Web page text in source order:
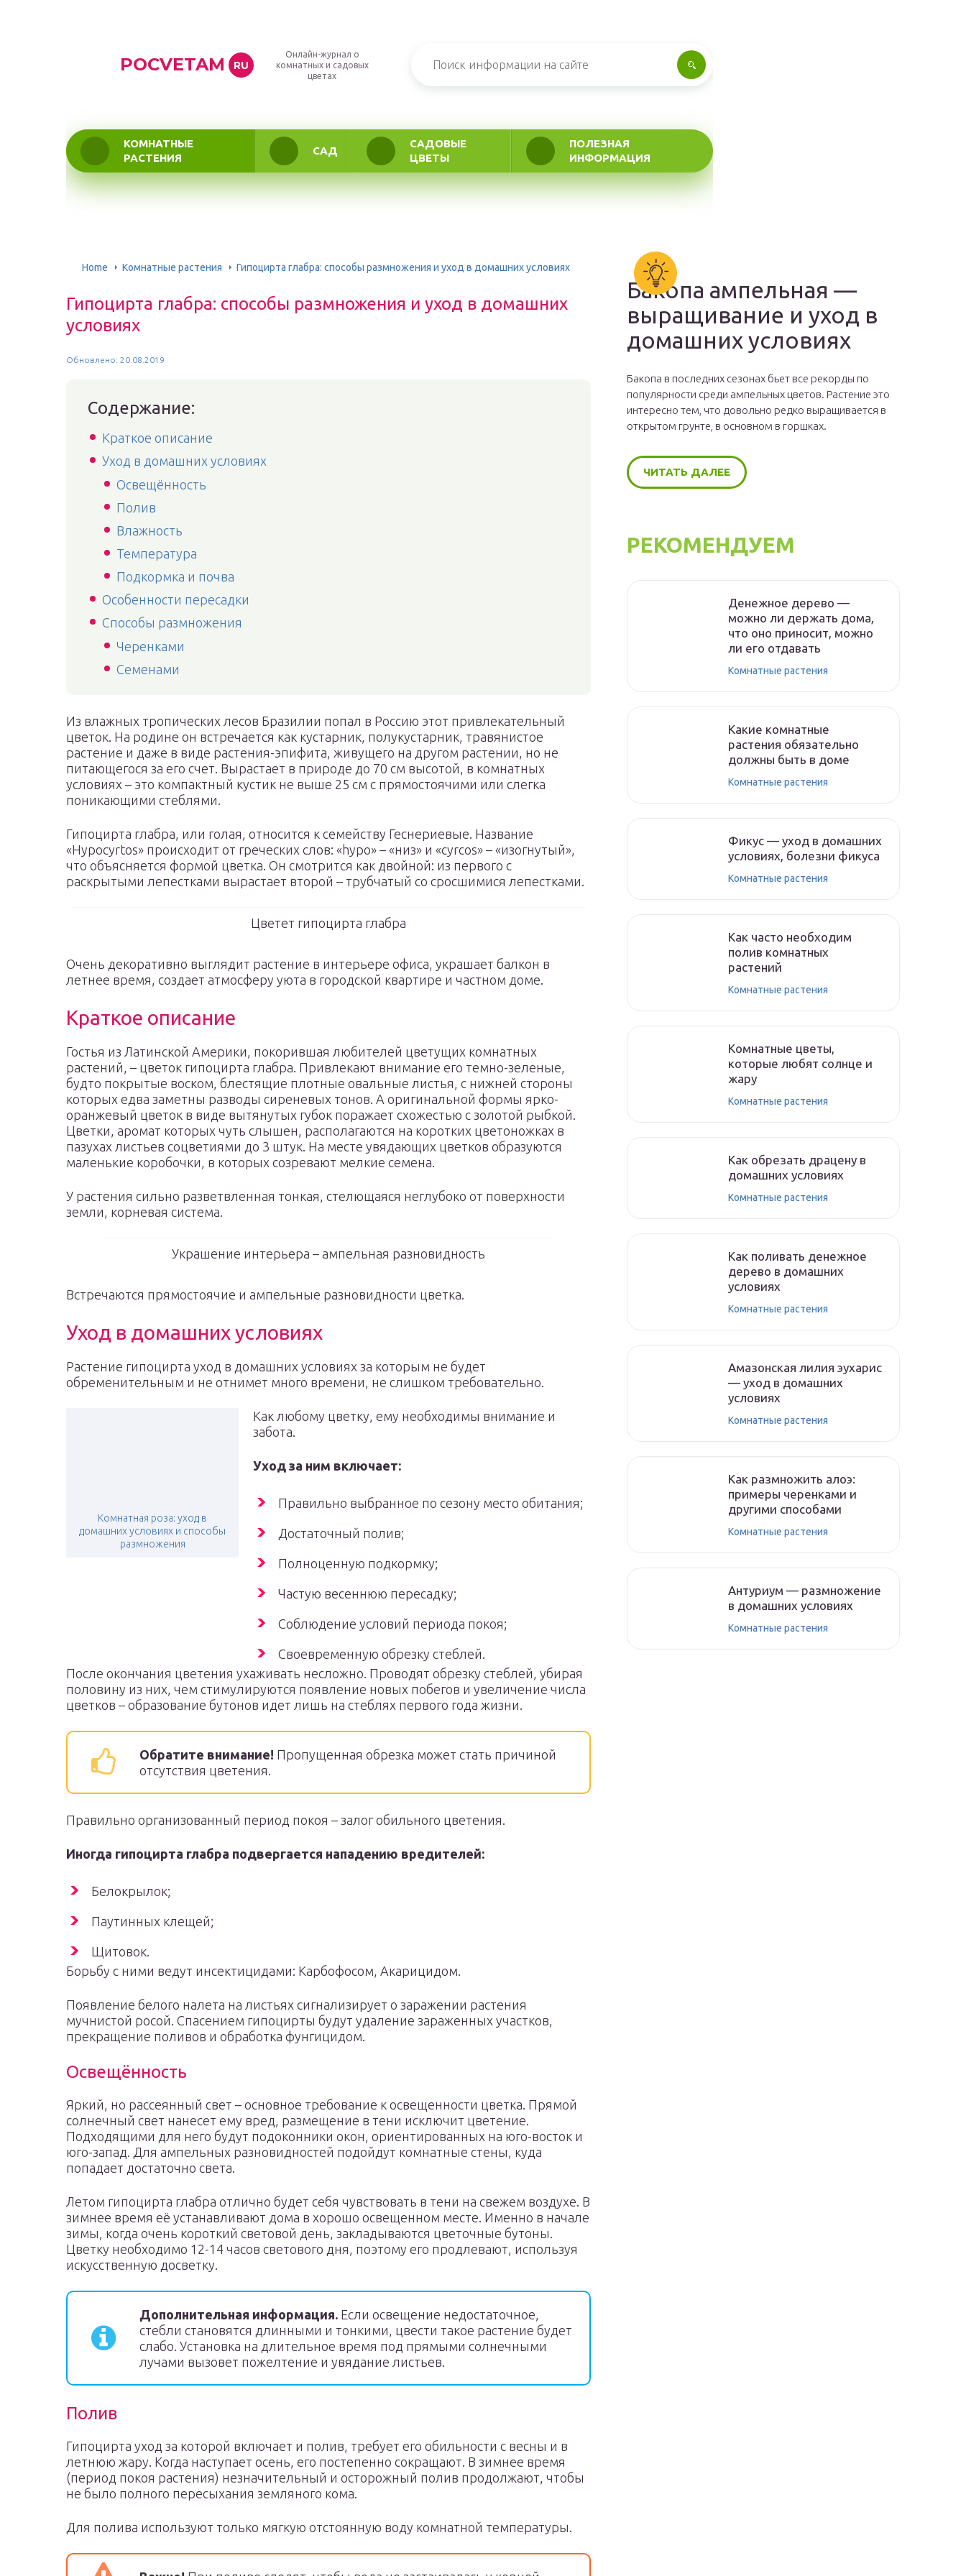
POCVETAM RU
Онлайн-журнал о
комнатных и садовых
цветах
КОМНАТНЫЕ
РАСТЕНИЯ
САД
САДОВЫЕ
ЦВЕТЫ
ПОЛЕЗНАЯ
ИНФОРМАЦИЯ
Home Комнатные растения Гипоцирта глабра: способы размножения и уход в домашних условиях
Гипоцирта глабра: способы размножения и уход в домашних
условиях
Обновлено: 20.08.2019
Содержание:
Краткое описание
Уход в домашних условиях
Освещённость
Полив
Влажность
Температура
Подкормка и почва
Особенности пересадки
Способы размножения
Черенками
Семенами
Из влажных тропических лесов Бразилии попал в Россию этот привлекательный
цветок. На родине он встречается как кустарник, полукустарник, травянистое
растение и даже в виде растения-эпифита, живущего на другом растении, но не
питающегося за его счет. Вырастает в природе до 70 см высотой, в комнатных
условиях – это компактный кустик не выше 25 см с прямостоячими или слегка
поникающими стеблями.
Гипоцирта глабра, или голая, относится к семейству Геснериевые. Название
«Hypocyrtos» происходит от греческих слов: «hypо» – «низ» и «cyrcos» – «изогнутый»,
что объясняется формой цветка. Он смотрится как двойной: из первого с
раскрытыми лепестками вырастает второй – трубчатый со сросшимися лепестками.
Цветет гипоцирта глабра
Очень декоративно выглядит растение в интерьере офиса, украшает балкон в
летнее время, создает атмосферу уюта в городской квартире и частном доме.
Краткое описание
Гостья из Латинской Америки, покорившая любителей цветущих комнатных
растений, – цветок гипоцирта глабра. Привлекают внимание его темно-зеленые,
будто покрытые воском, блестящие плотные овальные листья, с нижней стороны
которых едва заметны разводы сиреневых тонов. А оригинальной формы ярко-
оранжевый цветок в виде вытянутых губок поражает схожестью с золотой рыбкой.
Цветки, аромат которых чуть слышен, располагаются на коротких цветоножках в
пазухах листьев соцветиями до 3 штук. На месте увядающих цветков образуются
маленькие коробочки, в которых созревают мелкие семена.
У растения сильно разветвленная тонкая, стелющаяся неглубоко от поверхности
земли, корневая система.
Украшение интерьера – ампельная разновидность
Встречаются прямостоячие и ампельные разновидности цветка.
Уход в домашних условиях
Растение гипоцирта уход в домашних условиях за которым не будет
обременительным и не отнимет много времени, не слишком требовательно.
Комнатная роза: уход в
домашних условиях и способы
размножения
Как любому цветку, ему необходимы внимание и
забота.
Уход за ним включает:
Правильно выбранное по сезону место обитания;
Достаточный полив;
Полноценную подкормку;
Частую весеннюю пересадку;
Соблюдение условий периода покоя;
Своевременную обрезку стеблей.
После окончания цветения ухаживать несложно. Проводят обрезку стеблей, убирая
половину из них, чем стимулируются появление новых побегов и увеличение числа
цветков – образование бутонов идет лишь на стеблях первого года жизни.
Обратите внимание! Пропущенная обрезка может стать причиной
отсутствия цветения.
Правильно организованный период покоя – залог обильного цветения.
Иногда гипоцирта глабра подвергается нападению вредителей:
Белокрылок;
Паутинных клещей;
Щитовок.
Борьбу с ними ведут инсектицидами: Карбофосом, Акарицидом.
Появление белого налета на листьях сигнализирует о заражении растения
мучнистой росой. Спасением гипоцирты будут удаление зараженных участков,
прекращение поливов и обработка фунгицидом.
Освещённость
Яркий, но рассеянный свет – основное требование к освещенности цветка. Прямой
солнечный свет нанесет ему вред, размещение в тени исключит цветение.
Подходящими для него будут подоконники окон, ориентированных на юго-восток и
юго-запад. Для ампельных разновидностей подойдут комнатные стены, куда
попадает достаточно света.
Летом гипоцирта глабра отлично будет себя чувствовать в тени на свежем воздухе. В
зимнее время её устанавливают дома в хорошо освещенном месте. Именно в начале
зимы, когда очень короткий световой день, закладываются цветочные бутоны.
Цветку необходимо 12-14 часов светового дня, поэтому его продлевают, используя
искусственную досветку.
Дополнительная информация. Если освещение недостаточное,
стебли становятся длинными и тонкими, цвести такое растение будет
слабо. Установка на длительное время под прямыми солнечными
лучами вызовет пожелтение и увядание листьев.
Полив
Гипоцирта уход за которой включает и полив, требует его обильности с весны и в
летнюю жару. Когда наступает осень, его постепенно сокращают. В зимнее время
(период покоя растения) незначительный и осторожный полив продолжают, чтобы
не было полного пересыхания земляного кома.
Для полива используют только мягкую отстоянную воду комнатной температуры.
Бакопа ампельная —
выращивание и уход в
домашних условиях
Бакопа в последних сезонах бьет все рекорды по
популярности среди ампельных цветов. Растение это
интересно тем, что довольно редко выращивается в
открытом грунте, в основном в горшках.
ЧИТАТЬ ДАЛЕЕ
РЕКОМЕНДУЕМ
Денежное дерево —
можно ли держать дома,
что оно приносит, можно
ли его отдавать
Комнатные растения
Какие комнатные
растения обязательно
должны быть в доме
Комнатные растения
Фикус — уход в домашних
условиях, болезни фикуса
Комнатные растения
Как часто необходим
полив комнатных
растений
Комнатные растения
Комнатные цветы,
которые любят солнце и
жару
Комнатные растения
Как обрезать драцену в
домашних условиях
Комнатные растения
Как поливать денежное
дерево в домашних
условиях
Комнатные растения
Амазонская лилия эухарис
— уход в домашних
условиях
Комнатные растения
Как размножить алоэ:
примеры черенками и
другими способами
Комнатные растения
Антуриум — размножение
в домашних условиях
Комнатные растения